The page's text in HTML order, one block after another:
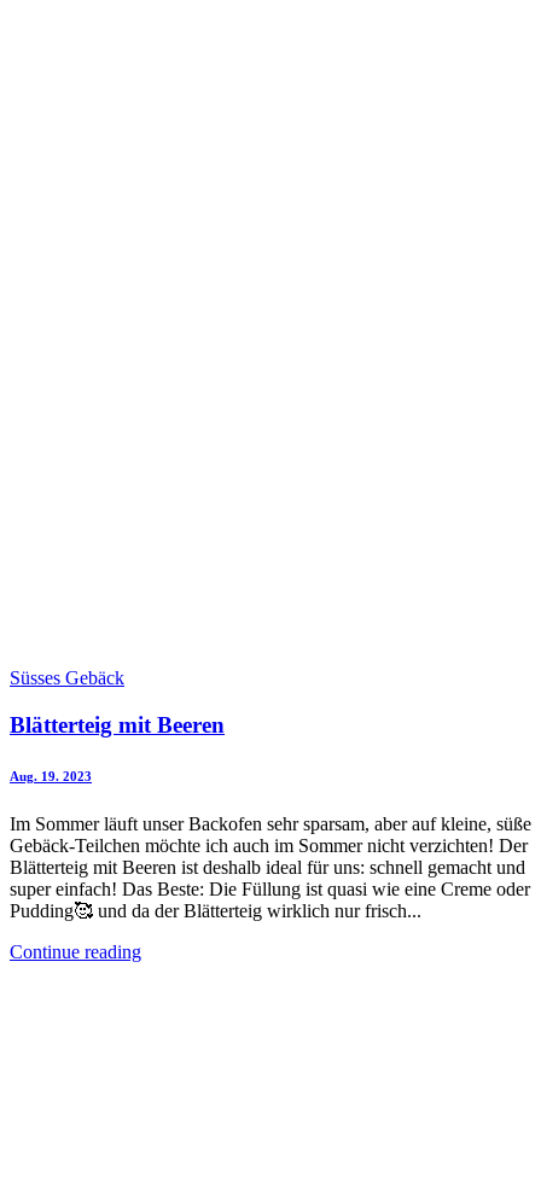
Süsses Gebäck
Blätterteig mit Beeren
Aug. 19. 2023
Im Sommer läuft unser Backofen sehr sparsam, aber auf kleine, süße
Gebäck-Teilchen möchte ich auch im Sommer nicht verzichten! Der
Blätterteig mit Beeren ist deshalb ideal für uns: schnell gemacht und
super einfach! Das Beste: Die Füllung ist quasi wie eine Creme oder
Pudding🥰 und da der Blätterteig wirklich nur frisch...
Continue reading